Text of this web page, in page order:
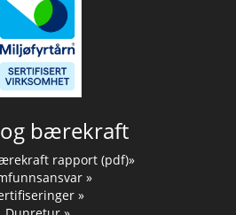
bærekraft
rapport (pdf)»
»
»